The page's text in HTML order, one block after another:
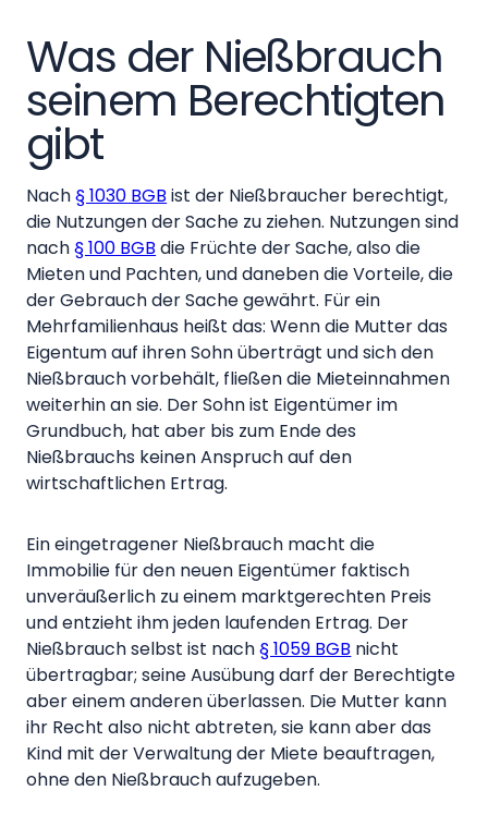
Was der Nießbrauch
seinem Berechtigten
gibt
Nach§ 1030 BGB ist der Nießbraucher berechtigt,
die Nutzungen der Sache zu ziehen. Nutzungen sind
nach§ 100 BGB die Früchte der Sache, also die
Mieten und Pachten, und daneben die Vorteile, die
der Gebrauch der Sache gewährt. Für ein
Mehrfamilienhaus heißt das: Wenn die Mutter das
Eigentum auf ihren Sohn überträgt und sich den
Nießbrauch vorbehält, fließen die Mieteinnahmen
weiterhin an sie. Der Sohn ist Eigentümer im
Grundbuch, hat aber bis zum Ende des
Nießbrauchs keinen Anspruch auf den
wirtschaftlichen Ertrag.
Ein eingetragener Nießbrauch macht die
Immobilie für den neuen Eigentümer faktisch
unveräußerlich zu einem marktgerechten Preis
und entzieht ihm jeden laufenden Ertrag. Der
Nießbrauch selbst ist nach§ 1059 BGB nicht
übertragbar; seine Ausübung darf der Berechtigte
aber einem anderen überlassen. Die Mutter kann
ihr Recht also nicht abtreten, sie kann aber das
Kind mit der Verwaltung der Miete beauftragen,
ohne den Nießbrauch aufzugeben.